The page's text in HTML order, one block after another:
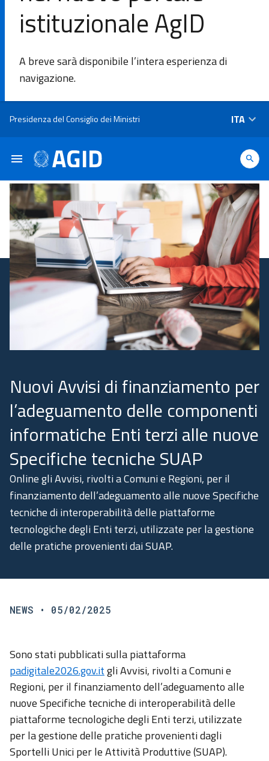
istituzionale AgID
A breve sarà disponibile l’intera esperienza di
navigazione.
Presidenza del Consiglio dei Ministri ITA
L'Agenzia
intervento
Piattaforme
e
tecnologie
Linee
Guida
Academy
Nuovi Avvisi di finanziamento per
l’adeguamento delle componenti
informatiche Enti terzi alle nuove
Specifiche tecniche SUAP
Online gli Avvisi, rivolti a Comuni e Regioni, per il
finanziamento dell’adeguamento alle nuove Specifiche
tecniche di interoperabilità delle piattaforme
tecnologiche degli Enti terzi, utilizzate per la gestione
delle pratiche provenienti dai SUAP.
NEWS • 05/02/2025
Sono stati pubblicati sulla piattaforma
padigitale2026.gov.itgli Avvisi, rivolti a Comuni e
Regioni, per il finanziamento dell’adeguamento alle
nuove Specifiche tecniche di interoperabilità delle
piattaforme tecnologiche degli Enti terzi, utilizzate
per la gestione delle pratiche provenienti dagli
Sportelli Unici per le Attività Produttive (SUAP).